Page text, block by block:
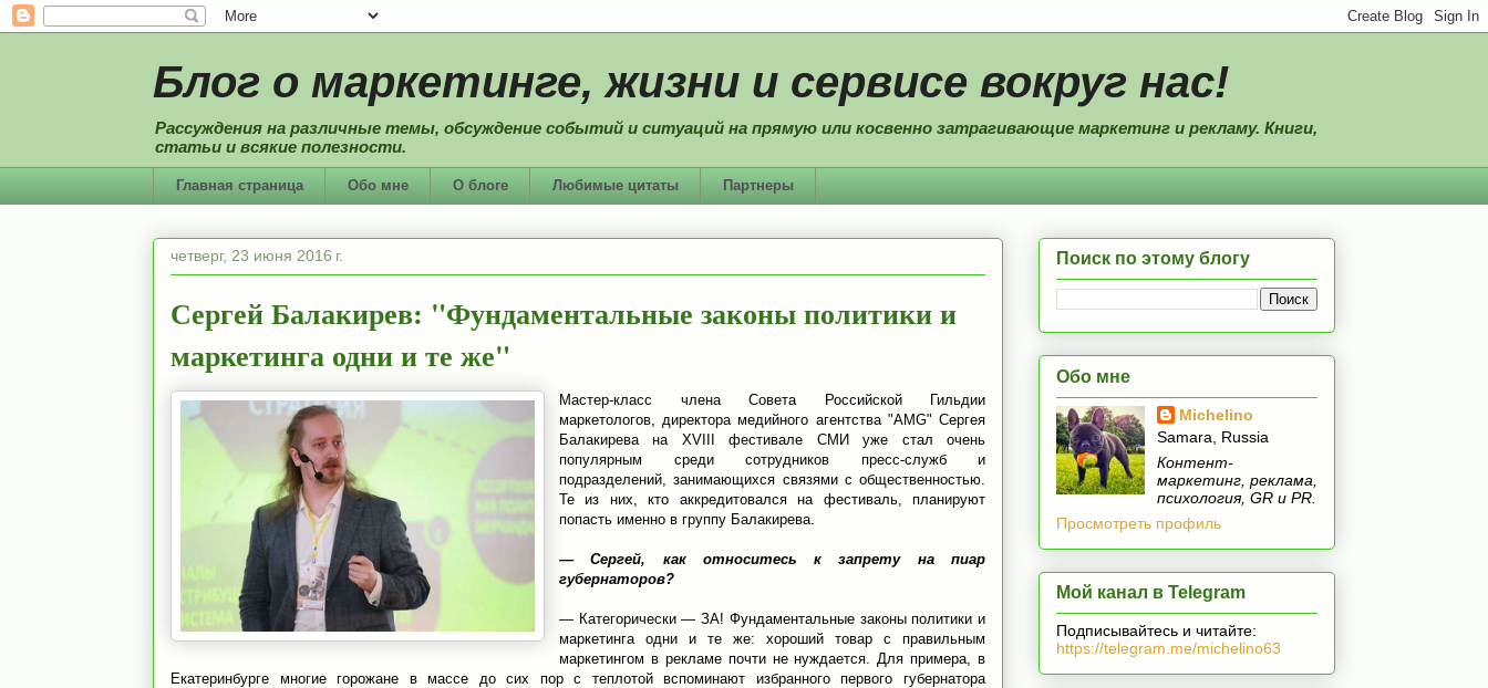
Блог о маркетинге, жизни и сервисе вокруг нас!
Рассуждения на различные темы, обсуждение событий и ситуаций на прямую или косвенно затрагивающие маркетинг и рекламу. Книги,
статьи и всякие полезности.
Главная страница Обо мне О блоге Любимые цитаты Партнеры
четверг, 23 июня 2016 г.
Сергей Балакирев: "Фундаментальные законы политики и
маркетинга одни и те же"
Мастер-класс члена Совета Российской Гильдии
маркетологов, директора медийного агентства "AMG" Сергея
Балакирева на XVIII фестивале СМИ уже стал очень
популярным среди сотрудников пресс-служб и
подразделений, занимающихся связями с общественностью.
Те из них, кто аккредитовался на фестиваль, планируют
попасть именно в группу Балакирева.
— Сергей, как относитесь к запрету на пиар
губернаторов?
— Категорически — ЗА! Фундаментальные законы политики и
маркетинга одни и те же: хороший товар с правильным
маркетингом в рекламе почти не нуждается. Для примера, в
Екатеринбурге многие горожане в массе до сих пор с теплотой вспоминают избранного первого губернатора
Поиск по этому блогу
Обо мне
Michelino
Samara, Russia
Контент-
маркетинг, реклама,
психология, GR и PR.
Просмотреть профиль
Мой канал в Telegram
Подписывайтесь и читайте:
https://telegram.me/michelino63